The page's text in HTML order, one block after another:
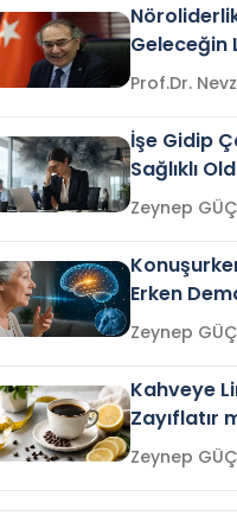
Geleceğin
İşe Gidip
Sağlıklı
Gelir mi?
Erken
Olabilir mi?
Kahveye
Zayıflatır